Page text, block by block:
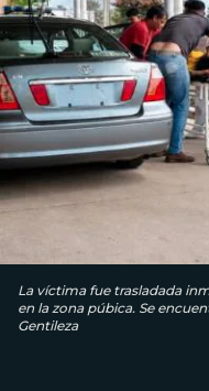
La víctima fue trasladada
en la zona púbica. Se
Gentileza